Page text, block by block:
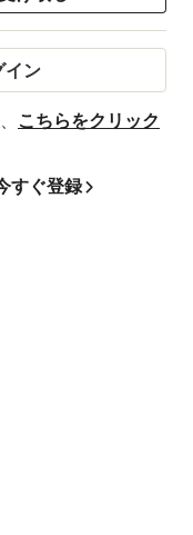
イン
こちらをクリック
すぐ登録